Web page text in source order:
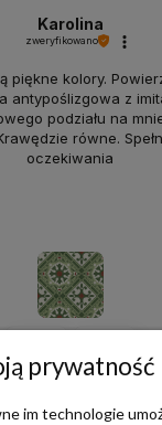
Karolina
zweryfikowano
piękne kolory.
antypoślizgowa z
podziału na
równe.
oczekiwania
prywatność
im technologie